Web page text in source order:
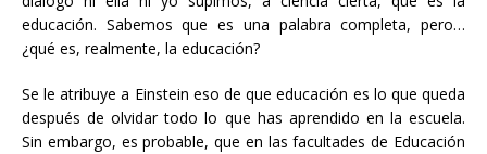
educación. Sabemos que es una palabra completa, pero…
¿qué es, realmente, la educación?
Se le atribuye a Einstein eso de que educación es lo que queda
después de olvidar todo lo que has aprendido en la escuela.
Sin embargo, es probable, que en las facultades de Educación